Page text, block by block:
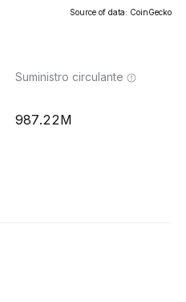
Source of data: CoinGecko
Suministro circulante
987.22M